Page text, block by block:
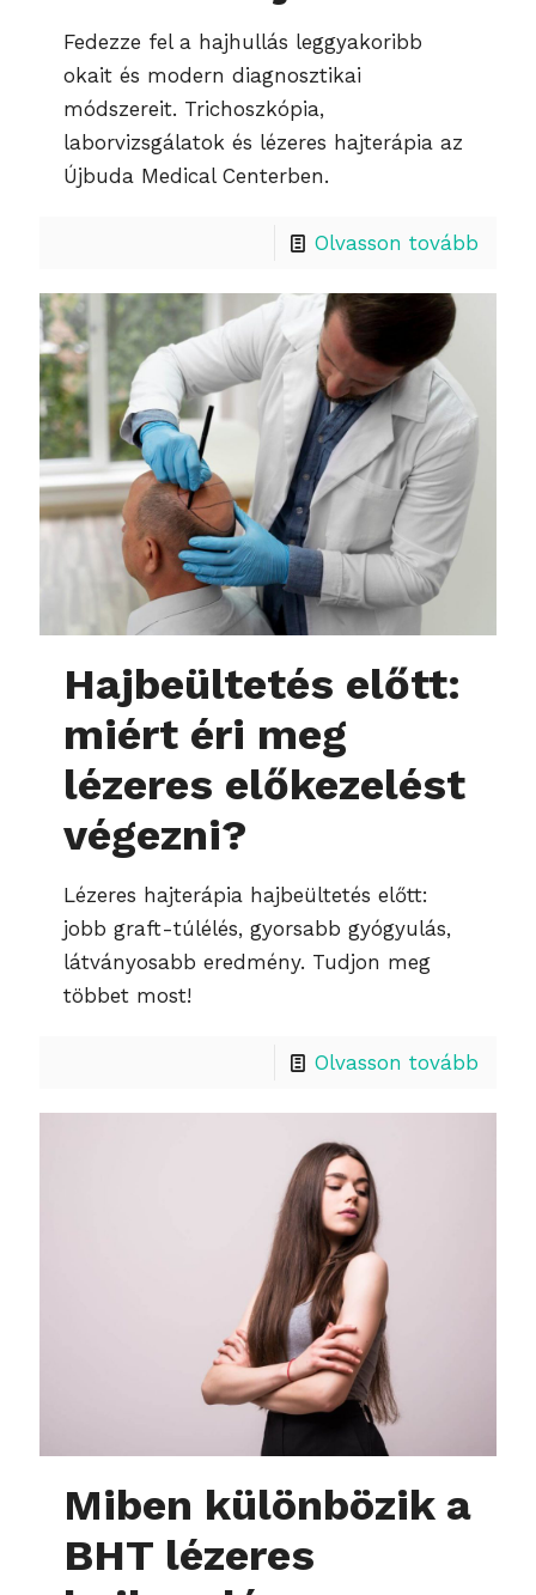
Fedezze fel a hajhullás leggyakoribb
okait és modern diagnosztikai
módszereit. Trichoszkópia,
laborvizsgálatok és lézeres hajterápia az
Újbuda Medical Centerben.
Olvasson tovább
Hajbeültetés előtt:
miért éri meg
lézeres előkezelést
végezni?
Lézeres hajterápia hajbeültetés előtt:
jobb graft-túlélés, gyorsabb gyógyulás,
látványosabb eredmény. Tudjon meg
többet most!
Olvasson tovább
Miben különbözik a
BHT lézeres